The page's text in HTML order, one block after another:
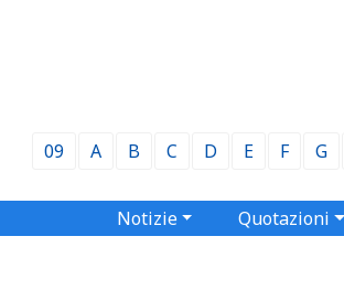
09 A B C D E F G
Notizie Quotazioni